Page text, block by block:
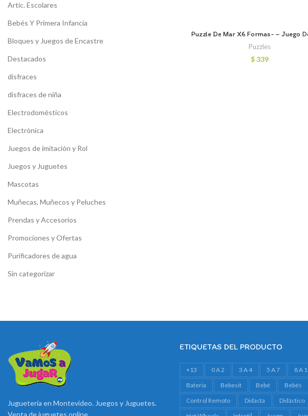
Artíc. Escolares
Bebés Y Primera Infancia
Bloques y Juegos de Encastre
Destacados
disfraces
disfraces de niña
Electrodomésticos
Electrónica
Juegos de imitación y Rol
Juegos y Juguetes
Mascotas
Muñecas, Muñecos y Peluches
Prendas y Accesorios
Promociones y Ofertas
Purificadores de agua
Sin categorizar
Puzzle De Mar X6 Formas- – Juego
Puzzles
$339
Juguetería en Montevideo. Juegos y Juguetes.
Venta de juguetes online
ETIQUETAS DEL PRODUCTO
+13 0 A 2 3 A 4 5 A 7 8 A
Bateria
Bebesit Bebé Bebés
Control Remoto
Didacta Didáctico